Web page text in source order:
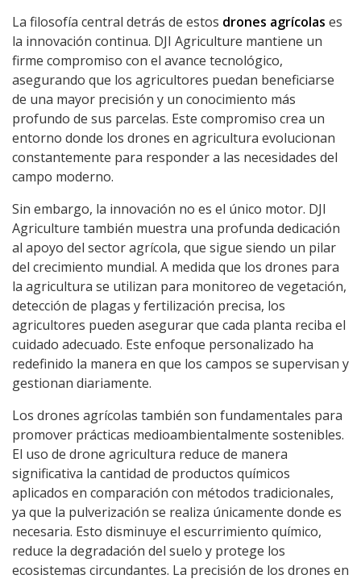
La filosofía central detrás de estos drones agrícolas es
la innovación continua. DJI Agriculture mantiene un
firme compromiso con el avance tecnológico,
asegurando que los agricultores puedan beneficiarse
de una mayor precisión y un conocimiento más
profundo de sus parcelas. Este compromiso crea un
entorno donde los drones en agricultura evolucionan
constantemente para responder a las necesidades del
campo moderno.
Sin embargo, la innovación no es el único motor. DJI
Agriculture también muestra una profunda dedicación
al apoyo del sector agrícola, que sigue siendo un pilar
del crecimiento mundial. A medida que los drones para
la agricultura se utilizan para monitoreo de vegetación,
detección de plagas y fertilización precisa, los
agricultores pueden asegurar que cada planta reciba el
cuidado adecuado. Este enfoque personalizado ha
redefinido la manera en que los campos se supervisan y
gestionan diariamente.
Los drones agrícolas también son fundamentales para
promover prácticas medioambientalmente sostenibles.
El uso de drone agricultura reduce de manera
significativa la cantidad de productos químicos
aplicados en comparación con métodos tradicionales,
ya que la pulverización se realiza únicamente donde es
necesaria. Esto disminuye el escurrimiento químico,
reduce la degradación del suelo y protege los
ecosistemas circundantes. La precisión de los drones en